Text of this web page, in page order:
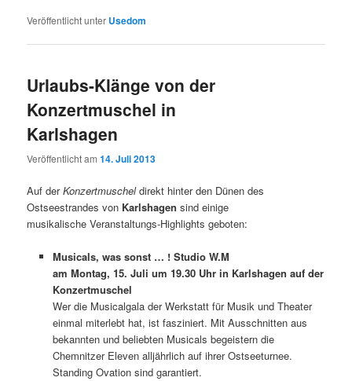
Veröffentlicht unter Usedom
Urlaubs-Klänge von der
Konzertmuschel in
Karlshagen
Veröffentlicht am14. Juli 2013
Auf derKonzertmuscheldirekt hinter den Dünen des
Ostseestrandes von Karlshagen sind einige
musikalische Veranstaltungs-Highlights geboten:
Musicals, was sonst … ! Studio W.M
am Montag, 15. Juli um 19.30 Uhr in Karlshagen auf der
Konzertmuschel
Wer die Musicalgala der Werkstatt für Musik und Theater
einmal miterlebt hat, ist fasziniert. Mit Ausschnitten aus
bekannten und beliebten Musicals begeistern die
Chemnitzer Eleven alljährlich auf ihrer Ostseeturnee.
Standing Ovation sind garantiert.